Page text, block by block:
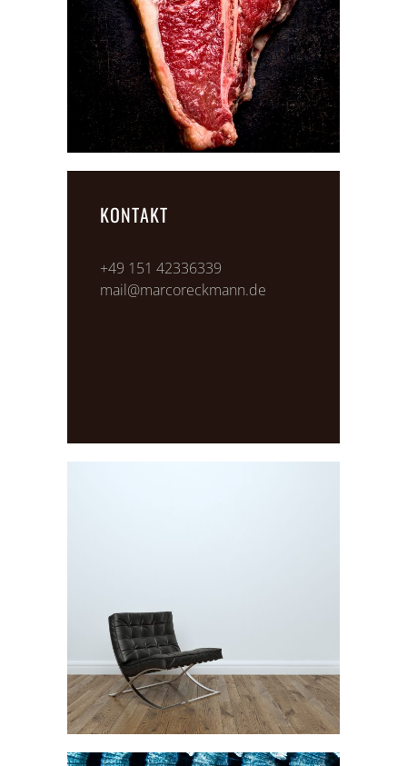
KONTAKT
+49 151 42336339
mail@marcoreckmann.de